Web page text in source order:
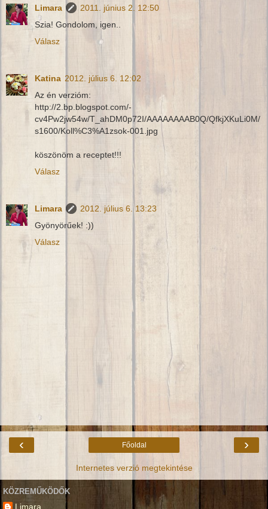
Limara
2011. június 2. 12:50
Szia! Gondolom, igen..
Válasz
Katina 2012. július 6. 12:02
Az én verzióm:
http://2.bp.blogspot.com/-
cv4Pw2jw54w/T_ahDM0p72I/AAAAAAAAB0Q/QfkjXKuLi0M/
s1600/Koll%C3%A1zsok-001.jpg
köszönöm a receptet!!!
Válasz
Limara
2012. július 6. 13:23
Gyönyörűek! :))
Válasz
‹ ›
Főoldal
Internetes verzió megtekintése
KÖZREMŰKÖDŐK
Limara